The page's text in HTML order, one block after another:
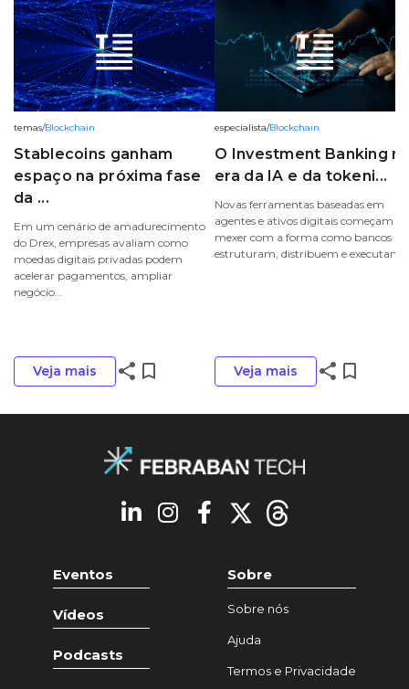
temas/Blockchain
Stablecoins ganham
espaço na próxima fase
da ...
Em um cenário de amadurecimento
do Drex, empresas avaliam como
moedas digitais privadas podem
acelerar pagamentos, ampliar
negócio...
Veja mais share bookmark_border
especialista/Blockchain
O Investment Banking
era da IA e da tokeni...
Novas ferramentas baseadas em
agentes e ativos digitais começam a
mexer com a forma como bancos
estruturam, distribuem e executam
Veja mais share bookmark_border
Eventos
Vídeos
Podcasts
Sobre
Sobre nós
Ajuda
Termos e Privacidade